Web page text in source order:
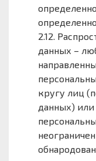
2.12.
данных –
кругу лиц
данных) или